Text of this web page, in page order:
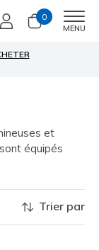
0
MENU
et
équipés
Trier par